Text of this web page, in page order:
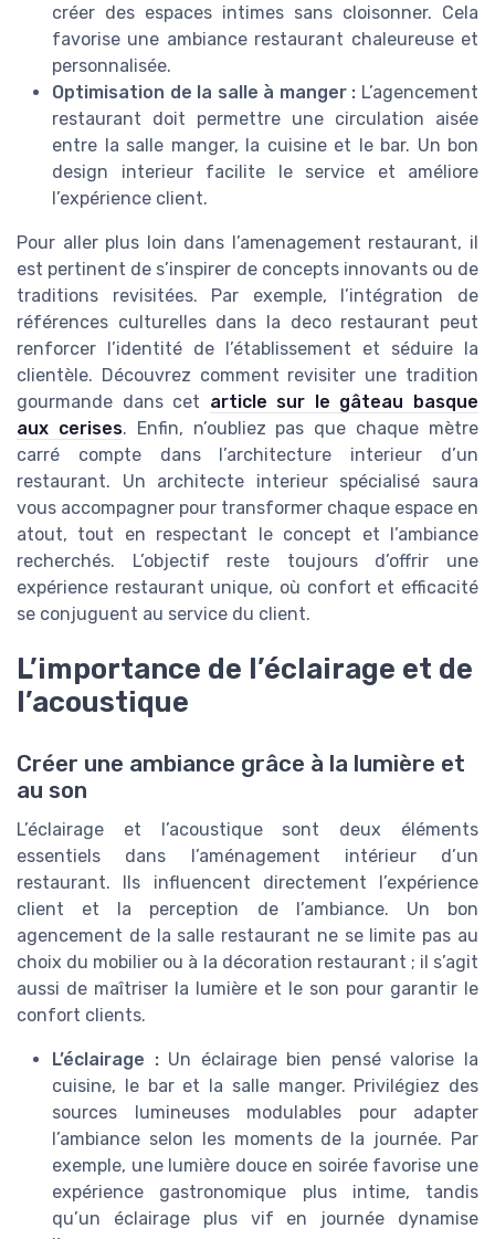
créer des espaces intimes sans cloisonner. Cela
favorise une ambiance restaurant chaleureuse et
personnalisée.
Optimisation de la salle à manger : L’agencement
restaurant doit permettre une circulation aisée
entre la salle manger, la cuisine et le bar. Un bon
design interieur facilite le service et améliore
l’expérience client.
Pour aller plus loin dans l’amenagement restaurant, il
est pertinent de s’inspirer de concepts innovants ou de
traditions revisitées. Par exemple, l’intégration de
références culturelles dans la deco restaurant peut
renforcer l’identité de l’établissement et séduire la
clientèle. Découvrez comment revisiter une tradition
gourmande dans cet article sur le gâteau basque
aux cerises. Enfin, n’oubliez pas que chaque mètre
carré compte dans l’architecture interieur d’un
restaurant. Un architecte interieur spécialisé saura
vous accompagner pour transformer chaque espace en
atout, tout en respectant le concept et l’ambiance
recherchés. L’objectif reste toujours d’offrir une
expérience restaurant unique, où confort et efficacité
se conjuguent au service du client.
L’importance de l’éclairage et de
l’acoustique
Créer une ambiance grâce à la lumière et
au son
L’éclairage et l’acoustique sont deux éléments
essentiels dans l’aménagement intérieur d’un
restaurant. Ils influencent directement l’expérience
client et la perception de l’ambiance. Un bon
agencement de la salle restaurant ne se limite pas au
choix du mobilier ou à la décoration restaurant ; il s’agit
aussi de maîtriser la lumière et le son pour garantir le
confort clients.
L’éclairage :Un éclairage bien pensé valorise la
cuisine, le bar et la salle manger. Privilégiez des
sources lumineuses modulables pour adapter
l’ambiance selon les moments de la journée. Par
exemple, une lumière douce en soirée favorise une
expérience gastronomique plus intime, tandis
qu’un éclairage plus vif en journée dynamise